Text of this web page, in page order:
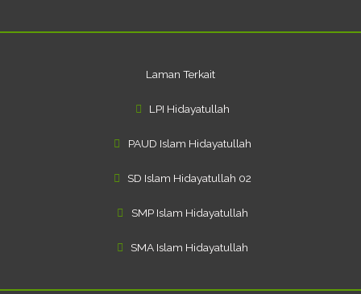
Laman Terkait
LPI Hidayatullah
PAUD Islam Hidayatullah
SD Islam Hidayatullah 02
SMP Islam Hidayatullah
SMA Islam Hidayatullah